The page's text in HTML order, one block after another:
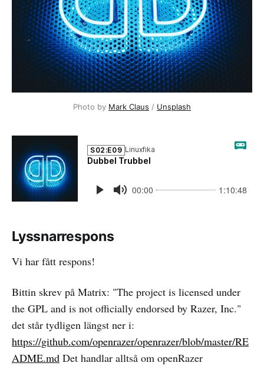
Photo by Mark Claus / Unsplash
Lyssnarrespons
Vi har fått respons!
Bittin skrev på Matrix: "The project is licensed under
the GPL and is not officially endorsed by Razer, Inc."
det står tydligen längst ner i:
https://github.com/openrazer/openrazer/blob/master/RE
ADME.md Det handlar alltså om openRazer